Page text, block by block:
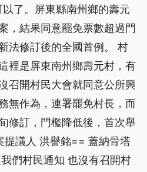
了。屏東縣南州鄉的壽元
，結果同意罷免票數超過門
法修訂後的全國首例。 村
裡是屏東南州鄉壽元村，有
召開村民大會就同意公所興
無作為，連署罷免村長，而
修訂，門檻降低後，首次舉
議人 洪譽銘== 蓋納骨塔
們村民通知 也沒有召開村